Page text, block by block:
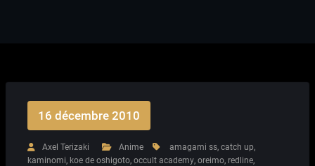
16 décembre 2010
Axel Terizaki Anime amagami ss, catch up,
kaminomi, koe de oshigoto, occult academy, oreimo, redline,